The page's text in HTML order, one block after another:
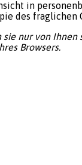
in
des fraglichen
nur von
Browsers.